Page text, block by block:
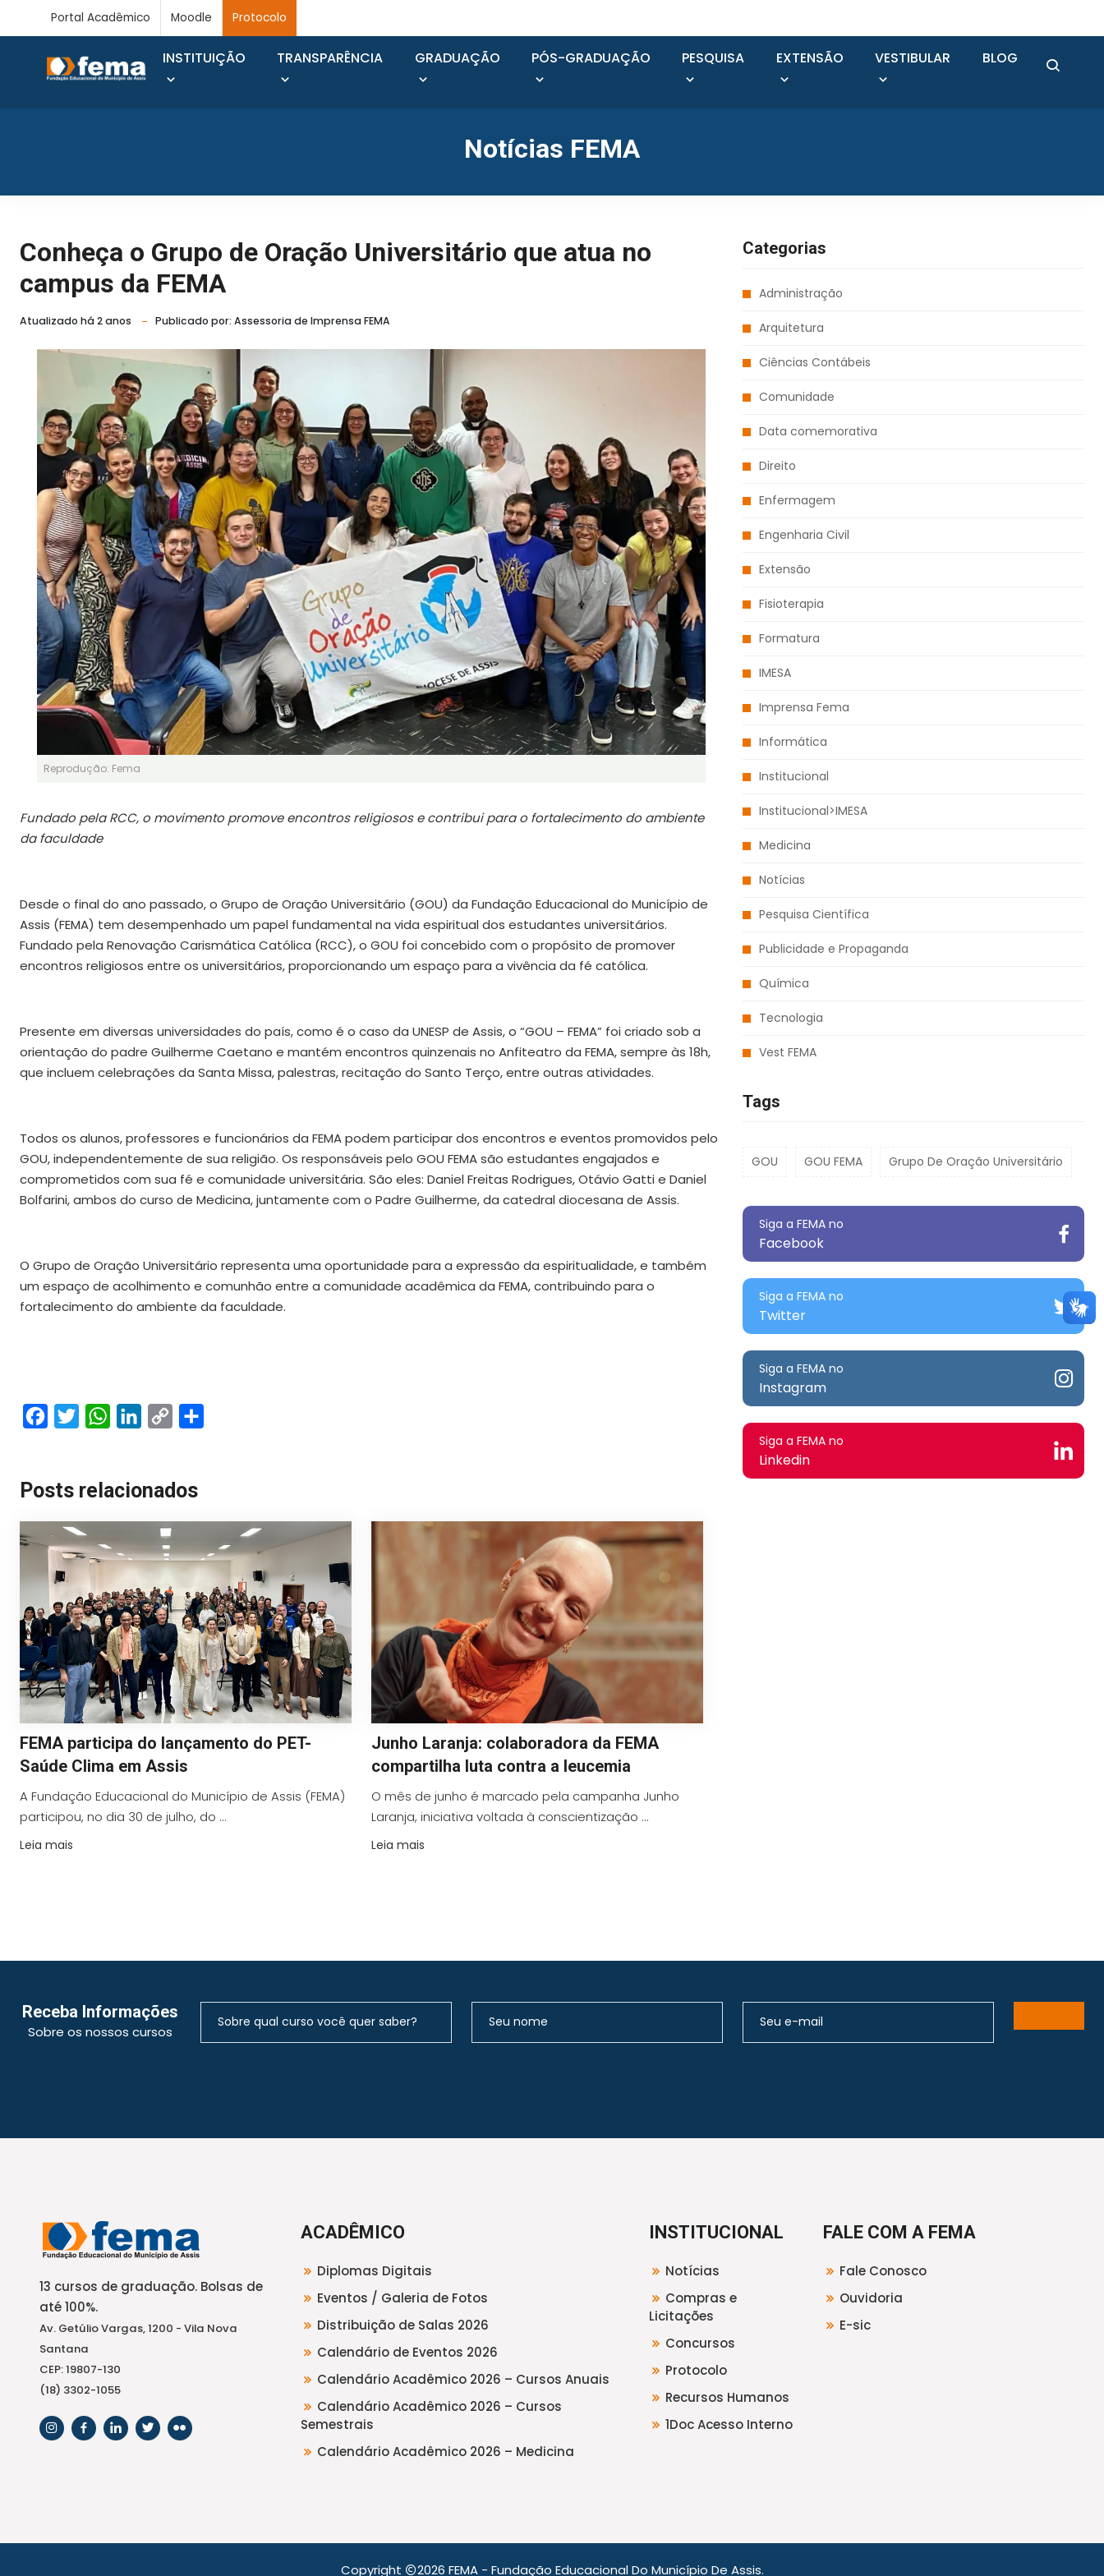
Portal Acadêmico Moodle Protocolo
INSTITUIÇÃO TRANSPARÊNCIA GRADUAÇÃO PÓS-GRADUAÇÃO PESQUISA EXTENSÃO VESTIBULAR BLOG
Notícias FEMA
Conheça o Grupo de Oração Universitário que atua no
campus da FEMA
Atualizado há 2 anos Publicado por: Assessoria de Imprensa FEMA
Reprodução: Fema
Fundado pela RCC, o movimento promove encontros religiosos e contribui para o fortalecimento do ambiente
da faculdade
Desde o final do ano passado, o Grupo de Oração Universitário (GOU) da Fundação Educacional do Município de
Assis (FEMA) tem desempenhado um papel fundamental na vida espiritual dos estudantes universitários.
Fundado pela Renovação Carismática Católica (RCC), o GOU foi concebido com o propósito de promover
encontros religiosos entre os universitários, proporcionando um espaço para a vivência da fé católica.
Presente em diversas universidades do país, como é o caso da UNESP de Assis, o “GOU – FEMA” foi criado sob a
orientação do padre Guilherme Caetano e mantém encontros quinzenais no Anfiteatro da FEMA, sempre às 18h,
que incluem celebrações da Santa Missa, palestras, recitação do Santo Terço, entre outras atividades.
Todos os alunos, professores e funcionários da FEMA podem participar dos encontros e eventos promovidos pelo
GOU, independentemente de sua religião. Os responsáveis pelo GOU FEMA são estudantes engajados e
comprometidos com sua fé e comunidade universitária. São eles: Daniel Freitas Rodrigues, Otávio Gatti e Daniel
Bolfarini, ambos do curso de Medicina, juntamente com o Padre Guilherme, da catedral diocesana de Assis.
O Grupo de Oração Universitário representa uma oportunidade para a expressão da espiritualidade, e também
um espaço de acolhimento e comunhão entre a comunidade acadêmica da FEMA, contribuindo para o
fortalecimento do ambiente da faculdade.
FacebookTwitterWhatsAppLinkedIn
Copy
Posts relacionados
FEMA participa do lançamento do PET-
Saúde Clima em Assis
A Fundação Educacional do Município de Assis (FEMA)
participou, no dia 30 de julho, do ...
Leia mais
Junho Laranja: colaboradora da FEMA
compartilha luta contra a leucemia
O mês de junho é marcado pela campanha Junho
Laranja, iniciativa voltada à conscientização ...
Leia mais
Categorias
Administração
Arquitetura
Ciências Contábeis
Comunidade
Data comemorativa
Direito
Enfermagem
Engenharia Civil
Extensão
Fisioterapia
Formatura
IMESA
Imprensa Fema
Informática
Institucional
Institucional>IMESA
Medicina
Notícias
Pesquisa Científica
Publicidade e Propaganda
Química
Tecnologia
Vest FEMA
Tags
GOU GOU FEMA Grupo De Oração Universitário
Siga a FEMA no
Facebook
Siga a FEMA no
Twitter
Siga a FEMA no
Instagram
Siga a FEMA no
Linkedin
Receba Informações
Sobre os nossos cursos
13 cursos de graduação. Bolsas de
até 100%.
Av. Getúlio Vargas, 1200 - Vila Nova
Santana
CEP: 19807-130
(18) 3302-1055
ACADÊMICO
Diplomas Digitais
Eventos / Galeria de Fotos
Distribuição de Salas 2026
Calendário de Eventos 2026
Calendário Acadêmico 2026 – Cursos Anuais
Calendário Acadêmico 2026 – Cursos
Semestrais
Calendário Acadêmico 2026 – Medicina
INSTITUCIONAL
Notícias
Compras e
Licitações
Concursos
Protocolo
Recursos Humanos
1Doc Acesso Interno
FALE COM A FEMA
Fale Conosco
Ouvidoria
E-sic
Copyright 2026 FEMA - Fundação Educacional Do Município De Assis.